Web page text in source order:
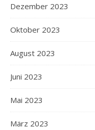
Dezember 2023
Oktober 2023
August 2023
Juni 2023
Mai 2023
März 2023